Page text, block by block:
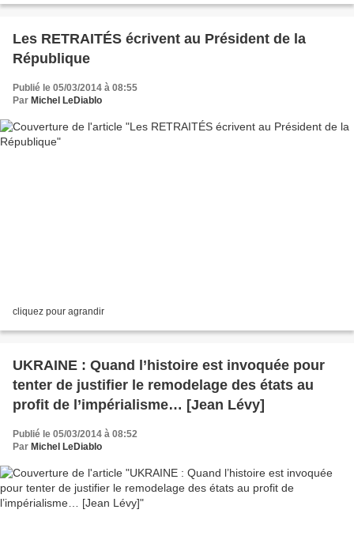
Les RETRAITÉS écrivent au Président de la
République
Publié le 05/03/2014 à 08:55
Par Michel LeDiablo
cliquez pour agrandir
UKRAINE : Quand l’histoire est invoquée pour
tenter de justifier le remodelage des états au
profit de l’impérialisme… [Jean Lévy]
Publié le 05/03/2014 à 08:52
Par Michel LeDiablo